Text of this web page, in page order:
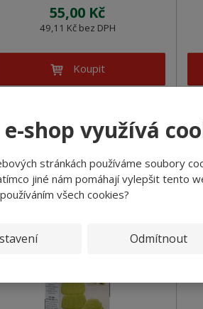
shop využívá
stránkách používáme soubory
jiné nám pomáhají vylepšit tento
všech cookies?
Odmítnout
55,00 Kč
49,11 Kč bez DPH
Koupit
bonbony s pravou ovocnou
(20%) Bez barviv